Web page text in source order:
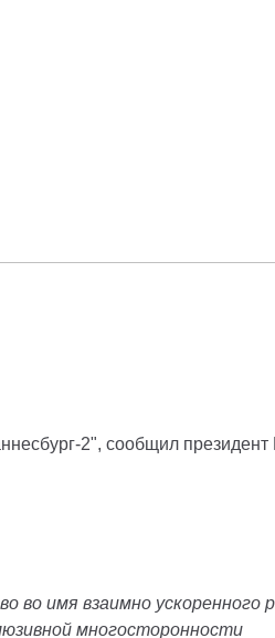
2", сообщил
во имя взаимно ускоренного
многосторонности